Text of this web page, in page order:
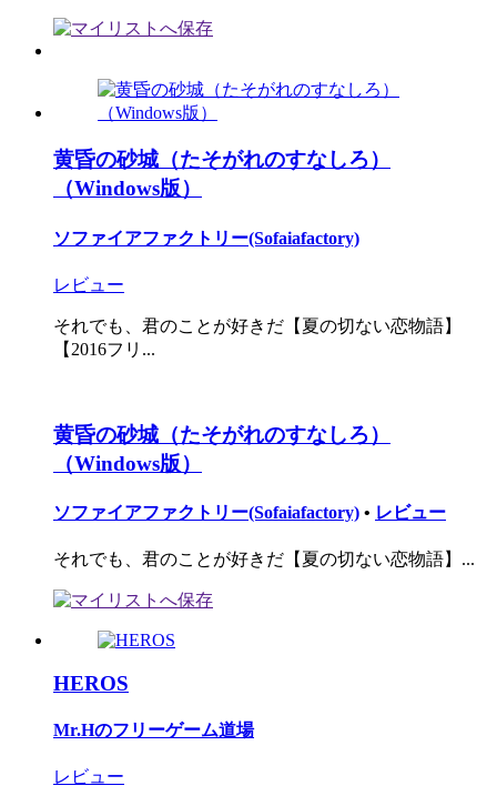
黄昏の砂城（たそがれのすなしろ）
（Windows版）
ソファイアファクトリー(Sofaiafactory)
レビュー
それでも、君のことが好きだ【夏の切ない恋物語】
【2016フリ...
黄昏の砂城（たそがれのすなしろ）
（Windows版）
ソファイアファクトリー(Sofaiafactory) • レビュー
それでも、君のことが好きだ【夏の切ない恋物語】...
HEROS
Mr.Hのフリーゲーム道場
レビュー